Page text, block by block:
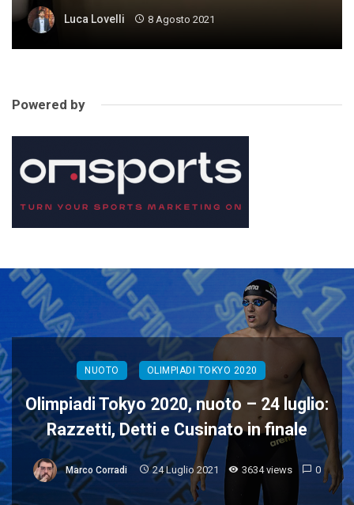
Luca Lovelli 8 Agosto 2021
Powered by
NUOTO OLIMPIADI TOKYO 2020
Olimpiadi Tokyo 2020, nuoto – 24 luglio:
Razzetti, Detti e Cusinato in finale
Marco Corradi 24 Luglio 2021 3634 views 0